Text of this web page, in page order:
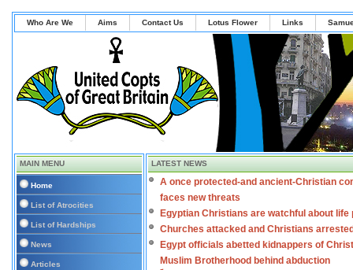
Who Are We Aims Contact Us Lotus Flower Links
MAIN MENU
Home
List of Atrocities
List of Hardships
News
Articles
LATEST NEWS
A once protected-and ancient-Christian
faces new threats
Egyptian Christians are watchful about life
Churches attacked and Christians
Egypt officials abetted kidnappers of
Muslim Brotherhood behind abduction